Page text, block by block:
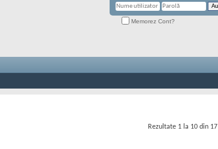
Memorez Cont?
Rezultate 1 la 10 din 17